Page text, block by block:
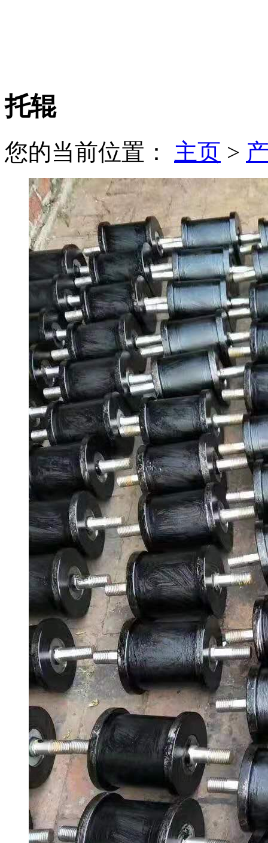
托辊
您的当前位置： 主页 >